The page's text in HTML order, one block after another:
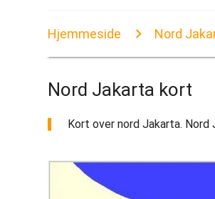
Hjemmeside Nord
Nord Jakarta kort
Kort over nord Jakarta.